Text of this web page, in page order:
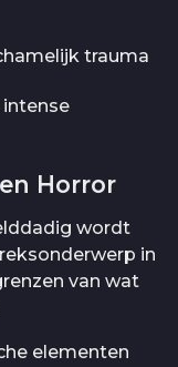
trauma
intense
Horror
wordt
in
van wat
elementen